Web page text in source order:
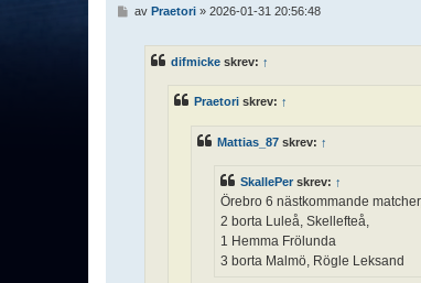
av Praetori» 2026-01-31 20:56:48
difmicke skrev: ↑
Praetori skrev: ↑
Mattias_87 skrev: ↑
SkallePer skrev: ↑
Örebro 6 nästkommande
2 borta Luleå, Skellefteå,
1 Hemma Frölunda
3 borta Malmö, Rögle Leksand